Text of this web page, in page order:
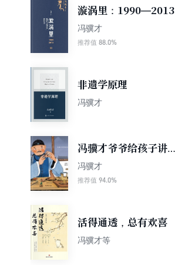
漩涡里：1990—2013
我的文化遗产保护史
冯骥才
推荐值 88.0%
非遗学原理
冯骥才
冯骥才爷爷给孩子讲故
事：泥人张
冯骥才
推荐值 94.0%
活得通透，总有欢喜
冯骥才等